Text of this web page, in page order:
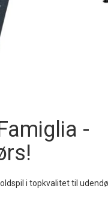
-
i topkvalitet til